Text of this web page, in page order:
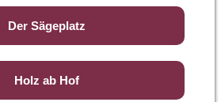
Der Sägeplatz
Holz ab Hof